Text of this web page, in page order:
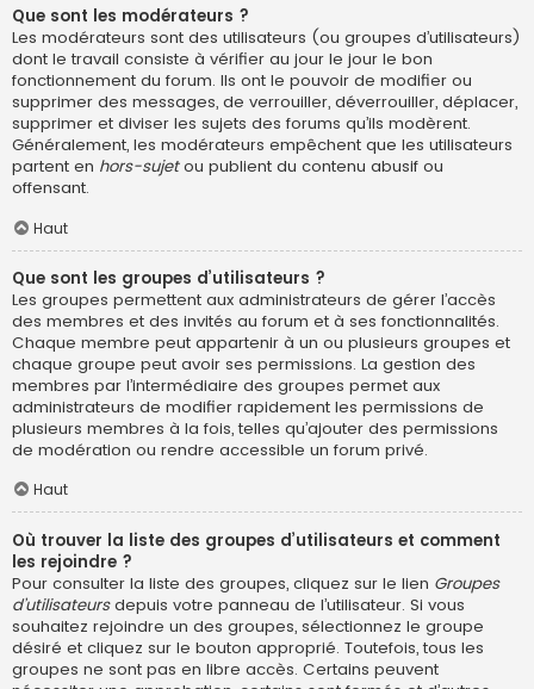
Que sont les modérateurs ?
Les modérateurs sont des utilisateurs (ou groupes d’utilisateurs)
dont le travail consiste à vérifier au jour le jour le bon
fonctionnement du forum. Ils ont le pouvoir de modifier ou
supprimer des messages, de verrouiller, déverrouiller, déplacer,
supprimer et diviser les sujets des forums qu’ils modèrent.
Généralement, les modérateurs empêchent que les utilisateurs
partent en hors-sujetou publient du contenu abusif ou
offensant.
Haut
Que sont les groupes d’utilisateurs ?
Les groupes permettent aux administrateurs de gérer l’accès
des membres et des invités au forum et à ses fonctionnalités.
Chaque membre peut appartenir à un ou plusieurs groupes et
chaque groupe peut avoir ses permissions. La gestion des
membres par l’intermédiaire des groupes permet aux
administrateurs de modifier rapidement les permissions de
plusieurs membres à la fois, telles qu’ajouter des permissions
de modération ou rendre accessible un forum privé.
Haut
Où trouver la liste des groupes d’utilisateurs et comment
les rejoindre ?
Pour consulter la liste des groupes, cliquez sur le lien Groupes
d’utilisateursdepuis votre panneau de l’utilisateur. Si vous
souhaitez rejoindre un des groupes, sélectionnez le groupe
désiré et cliquez sur le bouton approprié. Toutefois, tous les
groupes ne sont pas en libre accès. Certains peuvent